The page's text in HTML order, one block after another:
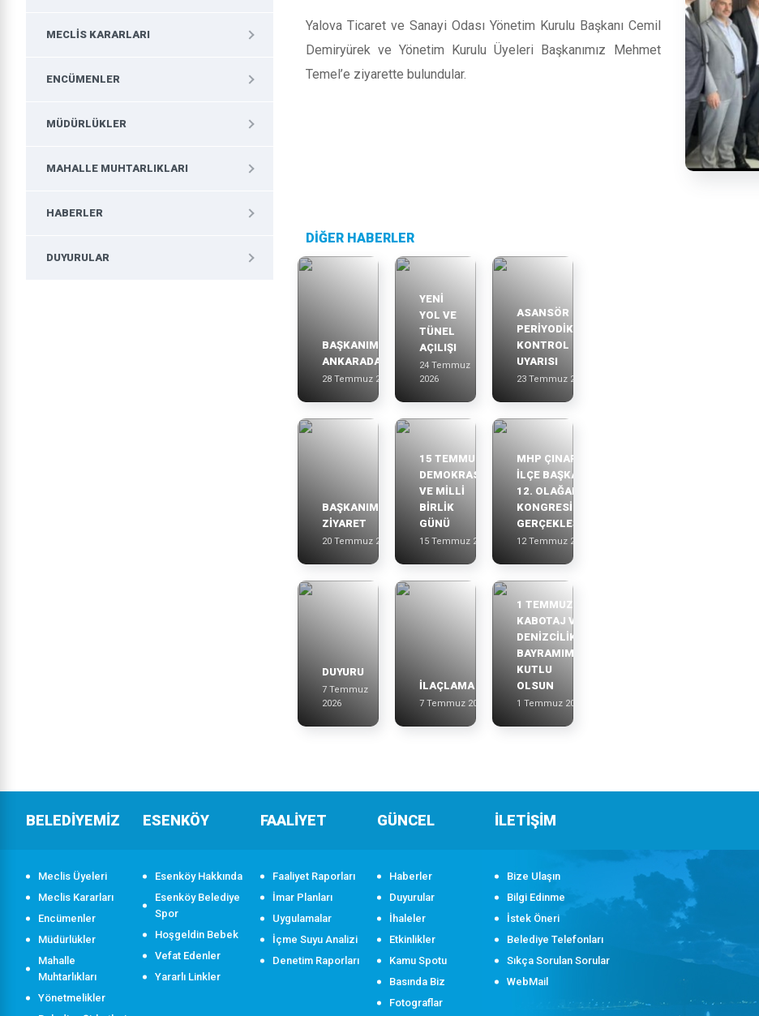
Yalova Ticaret ve Sanayi Odası Yönetim Kurulu Başkanı Cemil
Demiryürek ve Yönetim Kurulu Üyeleri Başkanımız Mehmet
Temel’e ziyarette bulundular.
DİĞER HABERLER
BAŞKANIMIZ
ANKARADA
28 Temmuz 2026
YENİ
YOL VE
TÜNEL
AÇILIŞI
24 Temmuz
2026
ASANSÖR
PERİYODİK
KONTROL
UYARISI
23 Temmuz 2026
BAŞKANIMIZA
ZİYARET
20 Temmuz 2026
15 TEMMUZ
DEMOKRASİ
VE MİLLİ
BİRLİK
GÜNÜ
15 Temmuz 2026
MHP ÇINARCIK
İLÇE BAŞKANLIĞI
12. OLAĞAN
KONGRESİ
GERÇEKLEŞTİRİLDİ
12 Temmuz 2026
DUYURU
7 Temmuz
2026
İLAÇLAMA
7 Temmuz 2026
1 TEMMUZ
KABOTAJ VE
DENİZCİLİK
BAYRAMIMIZ
KUTLU
OLSUN
1 Temmuz 2026
MECLIS KARARLARI
ENCÜMENLER
MÜDÜRLÜKLER
MAHALLE MUHTARLIKLARI
HABERLER
DUYURULAR
BELEDİYEMİZ
Meclis Üyeleri
Meclis Kararları
Encümenler
Müdürlükler
Mahalle
Muhtarlıkları
Yönetmelikler
ESENKÖY
Esenköy Hakkında
Esenköy Belediye
Spor
Hoşgeldin Bebek
Vefat Edenler
Yararlı Linkler
FAALİYET
Faaliyet Raporları
İmar Planları
Uygulamalar
İçme Suyu Analizi
Denetim Raporları
GÜNCEL
Haberler
Duyurular
İhaleler
Etkinlikler
Kamu Spotu
Basında Biz
Fotograflar
İLETİŞİM
Bize Ulaşın
Bilgi Edinme
İstek Öneri
Belediye Telefonları
Sıkça Sorulan Sorular
WebMail